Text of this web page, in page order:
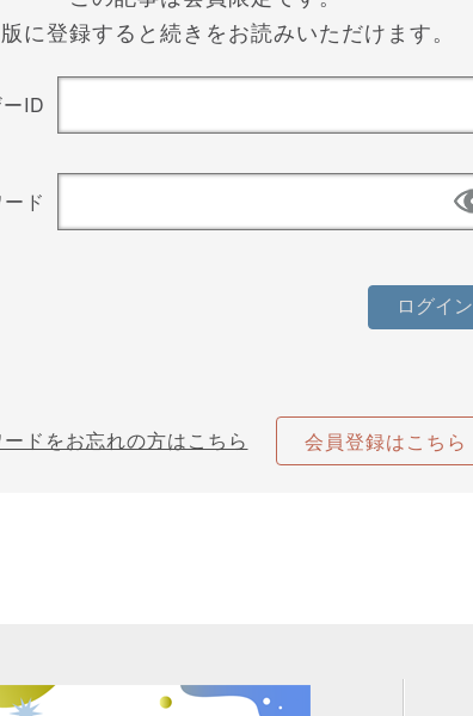
に登録すると続きをお読みいただけます。
ID
ド
ドをお忘れの方はこちら 会員登録はこちら